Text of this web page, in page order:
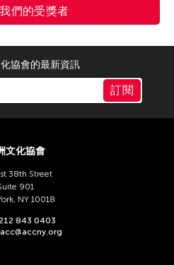
們的受獎者
協會的最新資訊
訂閱
文化協會
38th Street
901
NY 10018
843 0403
acc@accny.org